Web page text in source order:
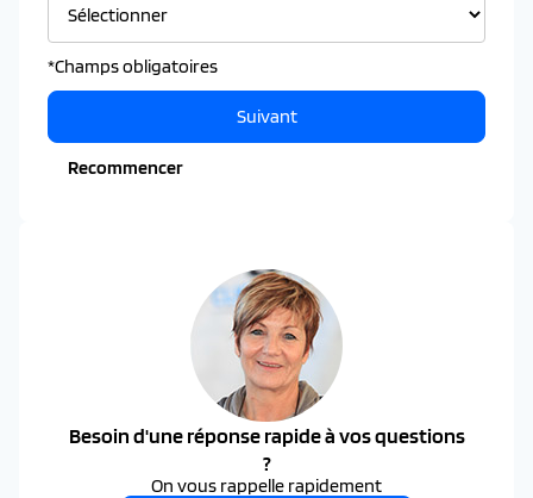
*Champs obligatoires
Recommencer
Suivant
Besoin d'une réponse rapide à vos questions
?
On vous rappelle rapidement